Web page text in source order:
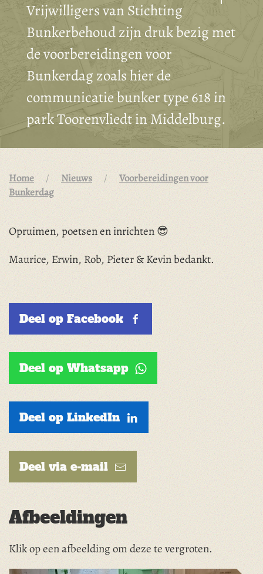
Vrijwilligers van Stichting
Bunkerbehoud zijn druk bezig met
de voorbereidingen voor
Bunkerdag zoals hier de
communicatie bunker type 618 in
park Toorenvliedt in Middelburg.
Home Nieuws
Voorbereidingen voor
Bunkerdag
Opruimen, poetsen en inrichten 😎
Maurice, Erwin, Rob, Pieter & Kevin bedankt.
Deel op Facebook
Deel op Whatsapp
Deel op LinkedIn
Deel via e-mail
Afbeeldingen
Klik op een afbeelding om deze te vergroten.